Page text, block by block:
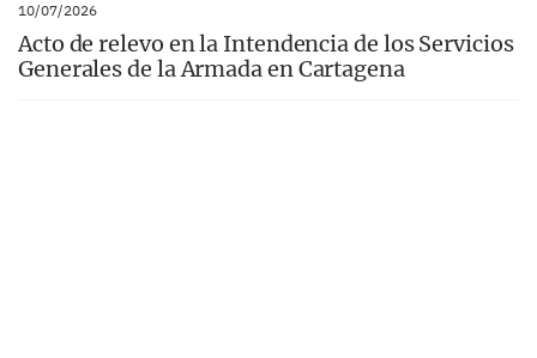
10/07/2026
Acto de relevo en la Intendencia de los Servicios
Generales de la Armada en Cartagena